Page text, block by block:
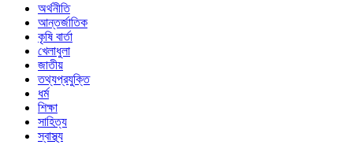
অর্থনীতি
আন্তর্জাতিক
কৃষি বার্তা
খেলাধুলা
জাতীয়
তথ্যপ্রযুক্তি
ধর্ম
শিক্ষা
সাহিত্য
স্বাস্থ্য